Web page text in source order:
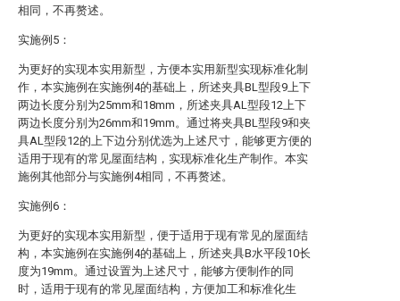
相同，不再赘述。
实施例5：
为更好的实现本实用新型，方便本实用新型实现标准化制
作，本实施例在实施例4的基础上，所述夹具BL型段9上下
两边长度分别为25mm和18mm，所述夹具AL型段12上下
两边长度分别为26mm和19mm。通过将夹具BL型段9和夹
具AL型段12的上下边分别优选为上述尺寸，能够更方便的
适用于现有的常见屋面结构，实现标准化生产制作。本实
施例其他部分与实施例4相同，不再赘述。
实施例6：
为更好的实现本实用新型，便于适用于现有常见的屋面结
构，本实施例在实施例4的基础上，所述夹具B水平段10长
度为19mm。通过设置为上述尺寸，能够方便制作的同
时，适用于现有的常见屋面结构，方便加工和标准化生